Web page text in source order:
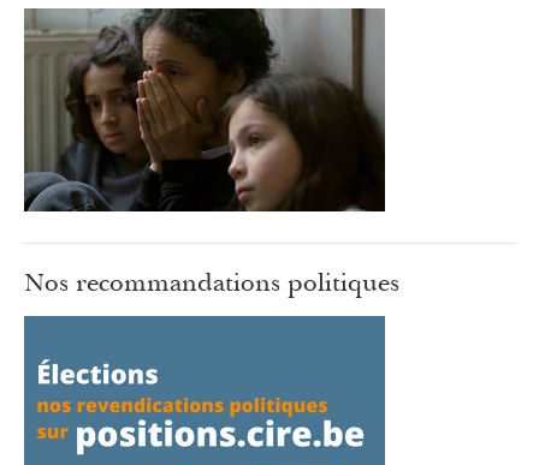
Nos recommandations politiques